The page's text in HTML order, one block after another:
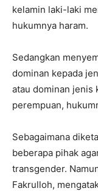
kelamin laki-laki
hukumnya haram.
Sedangkan
dominan kepada
atau dominan jenis
perempuan,
Sebagaimana
beberapa pihak
transgender.
Fakrulloh,